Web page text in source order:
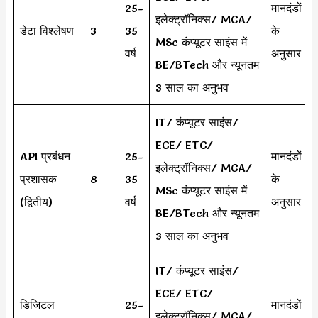
डेटा विश्लेषण 3
25-
35
वर्ष
इलेक्ट्रॉनिक्स/ MCA/
MSc कंप्यूटर साइंस में
BE/BTech और न्यूनतम
3 साल का अनुभव
मानदंडों
के
अनुसार
API प्रबंधन
प्रशासक
(द्वितीय)
8
25-
35
वर्ष
IT/ कंप्यूटर साइंस/
ECE/ ETC/
इलेक्ट्रॉनिक्स/ MCA/
MSc कंप्यूटर साइंस में
BE/BTech और न्यूनतम
3 साल का अनुभव
मानदंडों
के
अनुसार
डिजिटल 25-
IT/ कंप्यूटर साइंस/
ECE/ ETC/
मानदंडों